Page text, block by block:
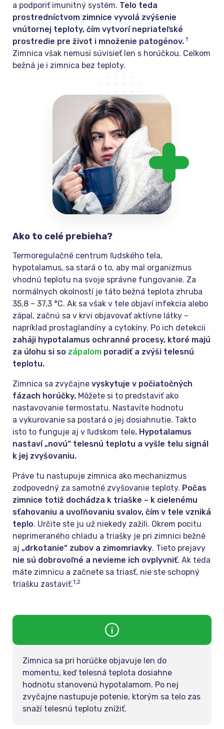
a podporiť imunitný systém. Telo teda
prostredníctvom zimnice vyvolá zvýšenie
vnútornej teploty, čím vytvorí nepriateľské
prostredie pre život i množenie patogénov. 1
Zimnica však nemusí súvisieť len s horúčkou. Celkom
bežná je i zimnica bez teploty.
Ako to celé prebieha?
Termoregulačné centrum ľudského tela,
hypotalamus, sa stará o to, aby mal organizmus
vhodnú teplotu na svoje správne fungovanie. Za
normálnych okolností je táto bežná teplota zhruba
35,8 – 37,3 °C. Ak sa však v tele objaví infekcia alebo
zápal, začnú sa v krvi objavovať aktívne látky –
napríklad prostaglandíny a cytokíny. Po ich detekcii
zaháji hypotalamus ochranné procesy, ktoré majú
za úlohu si so zápalom poradiť a zvýši telesnú
teplotu.
Zimnica sa zvyčajne vyskytuje v počiatočných
fázach horúčky. Môžete si to predstaviť ako
nastavovanie termostatu. Nastavíte hodnotu
a vykurovanie sa postará o jej dosiahnutie. Takto
isto to funguje aj v ľudskom tele. Hypotalamus
nastaví „novú“ telesnú teplotu a vyšle telu signál
k jej zvyšovaniu.
Práve tu nastupuje zimnica ako mechanizmus
zodpovedný za samotné zvyšovanie teploty. Počas
zimnice totiž dochádza k triaške – k cielenému
sťahovaniu a uvoľňovaniu svalov, čím v tele vzniká
teplo. Určite ste ju už niekedy zažili. Okrem pocitu
neprimeraného chladu a triašky je pri zimnici bežné
aj „drkotanie“ zubov a zimomriavky. Tieto prejavy
nie sú dobrovoľné a nevieme ich ovplyvniť. Ak teda
máte zimnicu a začnete sa triasť, nie ste schopný
triašku zastaviť.1,2
Zimnica sa pri horúčke objavuje len do
momentu, keď telesná teplota dosiahne
hodnotu stanovenú hypotalamom. Po nej
zvyčajne nastupuje potenie, ktorým sa telo zas
snaží telesnú teplotu znížiť.